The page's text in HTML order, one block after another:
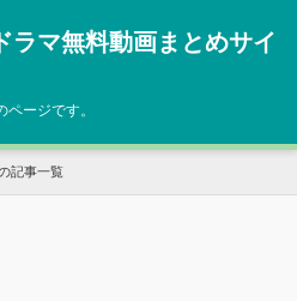
ラマ無料動画まとめサイ
ページです。
記事一覧